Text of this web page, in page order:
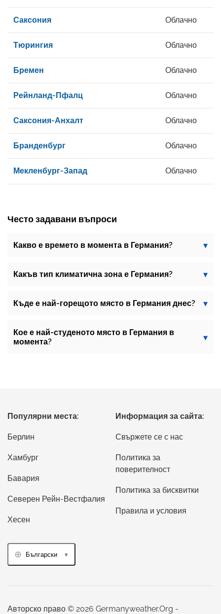
Саксония Облачно
Тюрингия Облачно
Бремен Облачно
Рейнланд-Пфалц Облачно
Саксония-Анхалт Облачно
Бранденбург Облачно
Мекленбург-Запад Облачно
Често задавани въпроси
Какво е времето в момента в Германия?
Какъв тип климатична зона е Германия?
Къде е най-горещото място в Германия днес?
Кое е най-студеното място в Германия в
момента?
Популярни места:
Берлин
Хамбург
Бавария
Северен Рейн-Вестфалия
Хесен
Информация за сайта:
Свържете се с нас
Политика за
поверителност
Политика за бисквитки
Правила и условия
Български
Авторско право © 2026 Germanyweather.Org -